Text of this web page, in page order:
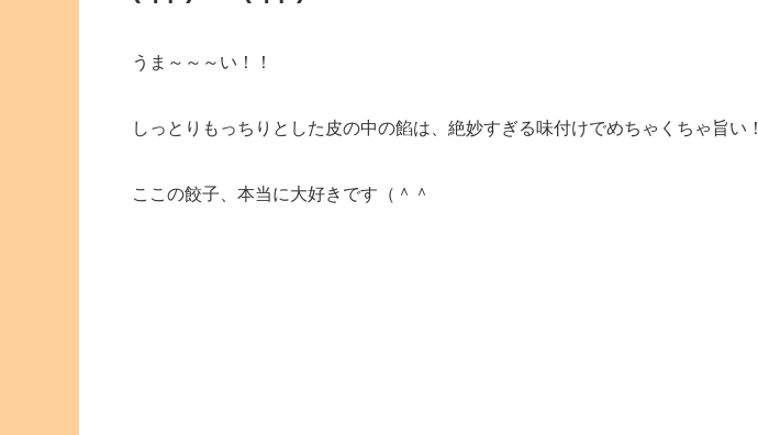
うま～～～い！！
しっとりもっちりとした皮の中の餡は、絶妙すぎる味付けでめちゃくちゃ旨い！
ここの餃子、本当に大好きです（＾＾